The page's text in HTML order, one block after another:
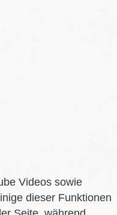
Videos sowie
dieser Funktionen